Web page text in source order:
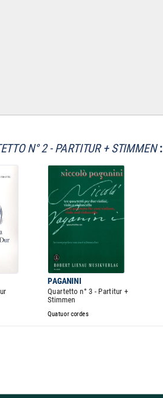
N° 2 - PARTITUR + STIMMEN:
PAGANINI
Quartetto n° 3 - Partitur +
Stimmen
Quatuor cordes